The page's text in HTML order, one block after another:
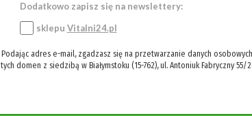
Dodatkowo zapisz się na newslettery:
sklepu Vitalni24.pl
Podając adres e-mail, zgadzasz się na przetwarzanie danych
tych domen z siedzibą w Białymstoku (15-762), ul. Antoniuk Fabryczny